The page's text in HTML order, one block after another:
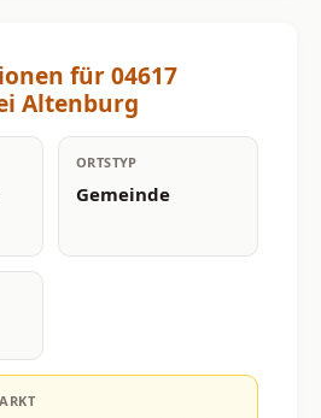
für 04617
Altenburg
ORTSTYP
Gemeinde